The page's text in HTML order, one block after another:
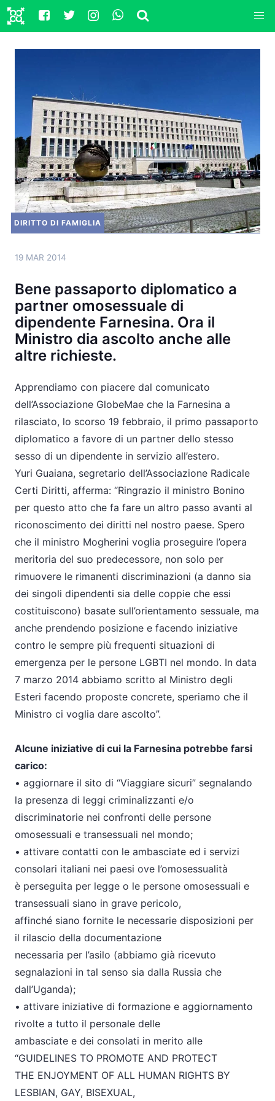
DIRITTO DI FAMIGLIA
19 MAR 2014
Bene passaporto diplomatico a
partner omosessuale di
dipendente Farnesina. Ora il
Ministro dia ascolto anche alle
altre richieste.
Apprendiamo con piacere dal comunicato
dell’Associazione GlobeMae che la Farnesina a
rilasciato, lo scorso 19 febbraio, il primo passaporto
diplomatico a favore di un partner dello stesso
sesso di un dipendente in servizio all’estero.
Yuri Guaiana, segretario dell’Associazione Radicale
Certi Diritti, afferma: “Ringrazio il ministro Bonino
per questo atto che fa fare un altro passo avanti al
riconoscimento dei diritti nel nostro paese. Spero
che il ministro Mogherini voglia proseguire l’opera
meritoria del suo predecessore, non solo per
rimuovere le rimanenti discriminazioni (a danno sia
dei singoli dipendenti sia delle coppie che essi
costituiscono) basate sull’orientamento sessuale, ma
anche prendendo posizione e facendo iniziative
contro le sempre più frequenti situazioni di
emergenza per le persone LGBTI nel mondo. In data
7 marzo 2014 abbiamo scritto al Ministro degli
Esteri facendo proposte concrete, speriamo che il
Ministro ci voglia dare ascolto”.
Alcune iniziative di cui la Farnesina potrebbe farsi
carico:
• aggiornare il sito di “Viaggiare sicuri” segnalando
la presenza di leggi criminalizzanti e/o
discriminatorie nei confronti delle persone
omosessuali e transessuali nel mondo;
• attivare contatti con le ambasciate ed i servizi
consolari italiani nei paesi ove l’omosessualità
è perseguita per legge o le persone omosessuali e
transessuali siano in grave pericolo,
affinché siano fornite le necessarie disposizioni per
il rilascio della documentazione
necessaria per l’asilo (abbiamo già ricevuto
segnalazioni in tal senso sia dalla Russia che
dall’Uganda);
• attivare iniziative di formazione e aggiornamento
rivolte a tutto il personale delle
ambasciate e dei consolati in merito alle
“GUIDELINES TO PROMOTE AND PROTECT
THE ENJOYMENT OF ALL HUMAN RIGHTS BY
LESBIAN, GAY, BISEXUAL,